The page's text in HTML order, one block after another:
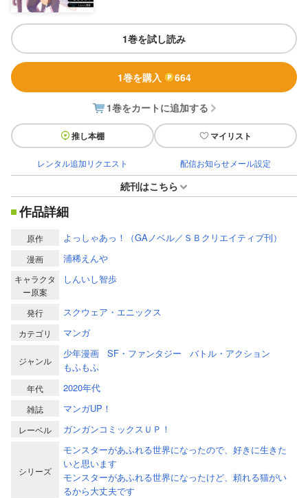
1巻を試し読み
1巻を購入 664
1巻をカートに追加する
推し本棚 マイリスト
レンタル追加リクエスト 配信お知らせメール設定
続刊はこちら
作品詳細
原作 よっしゃあっ！（GAノベル／ＳＢクリエイティブ刊）
漫画 浦稀えんや
キャラクタ
ー原案
しんいし智歩
発行 スクウェア・エニックス
カテゴリ マンガ
ジャンル
少年漫画 SF・ファンタジー
バトル・アクション
もふもふ
年代 2020年代
雑誌 マンガUP！
レーベル ガンガンコミックスＵＰ！
シリーズ
モンスターがあふれる世界になったので、好きに生きた
いと思います
モンスターがあふれる世界になったけど、頼れる猫がい
るから大丈夫です